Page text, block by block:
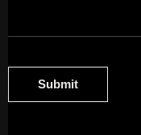
Submit